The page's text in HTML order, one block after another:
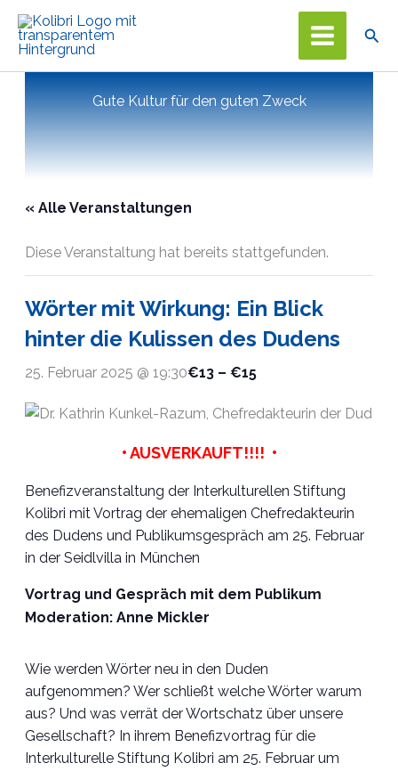
Zum
Inhalt
springen
Gute Kultur für den guten Zweck
« Alle Veranstaltungen
Diese Veranstaltung hat bereits stattgefunden.
Wörter mit Wirkung: Ein Blick
hinter die Kulissen des Dudens
25. Februar 2025 @ 19:30€13 – €15
• AUSVERKAUFT!!!! •
Benefizveranstaltung der Interkulturellen Stiftung
Kolibri mit Vortrag der ehemaligen Chefredakteurin
des Dudens und Publikumsgespräch am 25. Februar
in der Seidlvilla in München
Vortrag und Gespräch mit dem Publikum
Moderation: Anne Mickler
Wie werden Wörter neu in den Duden
aufgenommen? Wer schließt welche Wörter warum
aus? Und was verrät der Wortschatz über unsere
Gesellschaft? In ihrem Benefizvortrag für die
Interkulturelle Stiftung Kolibri am 25. Februar um